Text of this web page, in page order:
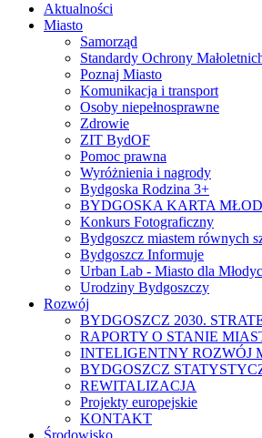
Aktualności
Miasto
Samorząd
Standardy Ochrony
Poznaj Miasto
Komunikacja i transport
Osoby niepełnosprawne
Zdrowie
ZIT BydOF
Pomoc prawna
Wyróżnienia i nagrody
Bydgoska Rodzina 3+
BYDGOSKA KARTA
Konkurs Fotograficzny
Bydgoszcz miastem równych
Bydgoszcz Informuje
Urban Lab - Miasto dla
Urodziny Bydgoszczy
Rozwój
BYDGOSZCZ 2030.
RAPORTY O STANIE
INTELIGENTNY ROZWÓJ
BYDGOSZCZ
REWITALIZACJA
Projekty europejskie
KONTAKT
Środowisko